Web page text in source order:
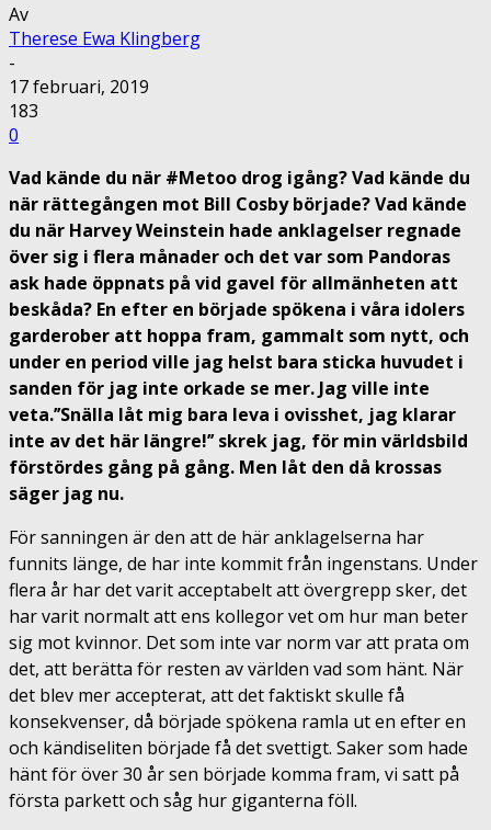
Av
Therese Ewa Klingberg
-
17 februari, 2019
183
0
Vad kände du när #Metoo drog igång? Vad kände du
när rättegången mot Bill Cosby började? Vad kände
du när Harvey Weinstein hade anklagelser regnade
över sig i flera månader och det var som Pandoras
ask hade öppnats på vid gavel för allmänheten att
beskåda? En efter en började spökena i våra idolers
garderober att hoppa fram, gammalt som nytt, och
under en period ville jag helst bara sticka huvudet i
sanden för jag inte orkade se mer. Jag ville inte
veta.’’Snälla låt mig bara leva i ovisshet, jag klarar
inte av det här längre!’’ skrek jag, för min världsbild
förstördes gång på gång. Men låt den då krossas
säger jag nu.
För sanningen är den att de här anklagelserna har
funnits länge, de har inte kommit från ingenstans. Under
flera år har det varit acceptabelt att övergrepp sker, det
har varit normalt att ens kollegor vet om hur man beter
sig mot kvinnor. Det som inte var norm var att prata om
det, att berätta för resten av världen vad som hänt. När
det blev mer accepterat, att det faktiskt skulle få
konsekvenser, då började spökena ramla ut en efter en
och kändiseliten började få det svettigt. Saker som hade
hänt för över 30 år sen började komma fram, vi satt på
första parkett och såg hur giganterna föll.